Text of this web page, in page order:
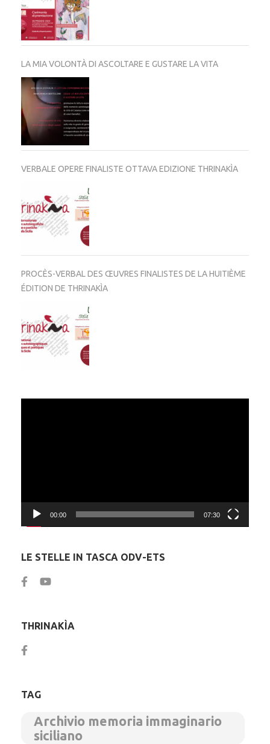
LA MIA VOLONTÀ DI ASCOLTARE E GUSTARE LA VITA
VERBALE OPERE FINALISTE OTTAVA EDIZIONE THRINAKÌA
PROCÈS-VERBAL DES ŒUVRES FINALISTES DE LA HUITIÈME
ÉDITION DE THRINAKÌA
00:00 07:30
LE STELLE IN TASCA ODV-ETS
THRINAKÌA
TAG
Archivio memoria immaginario
siciliano